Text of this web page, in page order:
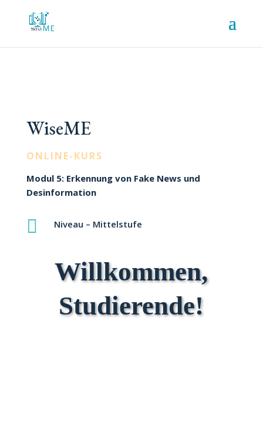
WiseME
ONLINE-KURS
Modul 5: Erkennung von Fake News und
Desinformation
 Niveau – Mittelstufe
Willkommen,
Studierende!